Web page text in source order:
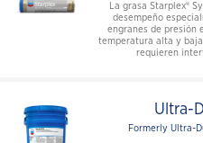
La grasa Starplex®
desempeño
engranes de presión
temperatura alta y
requieren
Ultra-
Formerly Ultra-